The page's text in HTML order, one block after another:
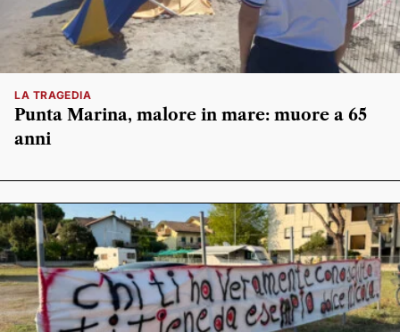
LA TRAGEDIA
Punta Marina, malore in mare: muore a 65
anni